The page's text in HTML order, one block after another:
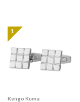
1
Kengo Kuma